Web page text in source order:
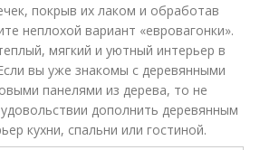
покрыв их лаком и обработав
неплохой вариант «евровагонки».
мягкий и уютный интерьер в
вы уже знакомы с деревянными
панелями из дерева, то не
дополнить деревянным
кухни, спальни или гостиной.